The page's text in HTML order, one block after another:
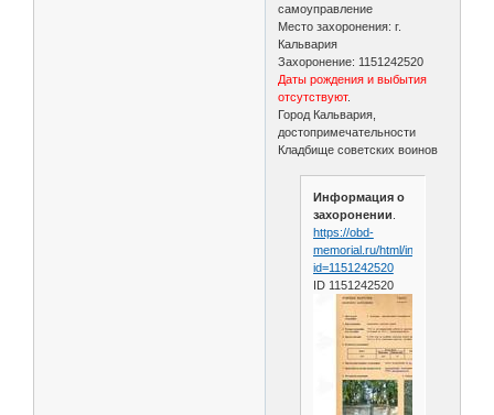
самоуправление
Место захоронения: г.
Кальвария
Захоронение: 1151242520
Даты рождения и выбытия
отсутствуют.
Город Кальвария,
достопримечательности
Кладбище советских воинов
Информация о
захоронении
https://obd-
memorial.ru/html/info.htm?
id=1151242520
ID 1151242520